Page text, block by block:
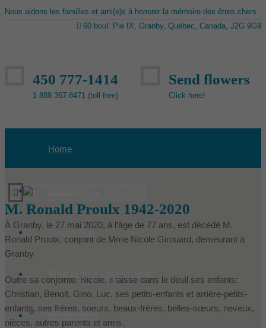
Nous aidons les familles et ami(e)s à honorer la mémoire des êtres chers
60 boul. Pie IX, Granby, Québec, Canada, J2G 9G9
450 777-1414
1 888 367-8471 (toll free)
Send flowers
Click here!
Home
Condoleances
Our services
M. Ronald Proulx 1942-2020
À Granby, le 27 mai 2020, à l’âge de 77 ans, est décédé M.
Ronald Proulx, conjoint de Mme Nicole Girouard, demeurant à
Granby.
Outre sa conjointe, Nicole, il laisse dans le deuil ses enfants:
Christian, Benoit, Gino, Luc, ses petits-enfants et arrière-petits-
enfants, ses frères, soeurs, beaux-frères, belles-sœurs, neveux,
nièces, autres parents et amis.